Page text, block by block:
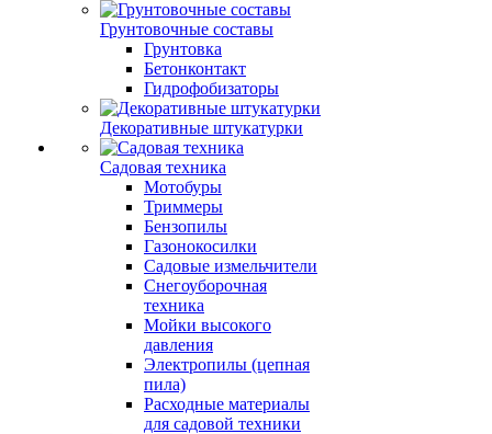
Грунтовочные составы
Грунтовка
Бетонконтакт
Гидрофобизаторы
Декоративные штукатурки
Садовая техника
Мотобуры
Триммеры
Бензопилы
Газонокосилки
Садовые измельчители
Снегоуборочная
техника
Мойки высокого
давления
Электропилы (цепная
пила)
Расходные материалы
для садовой техники